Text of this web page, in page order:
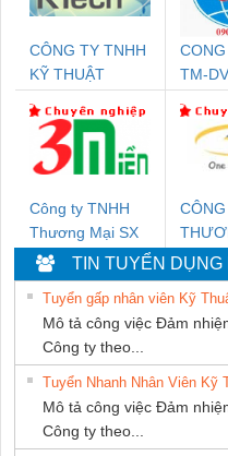
CÔNG TY TNHH
KỸ THUẬT
NAM
TM-
Công ty TNHH
Thương Mại SX
Ba Miền
THIÊN
NAM
TIN TUYỂN DỤNG
Tuyển gấp nhân viên Kỹ
Mô tả công việc Đảm
Công ty theo...
Tuyển Nhanh Nhân Viên Kỹ
Mô tả công việc Đảm
Công ty theo...